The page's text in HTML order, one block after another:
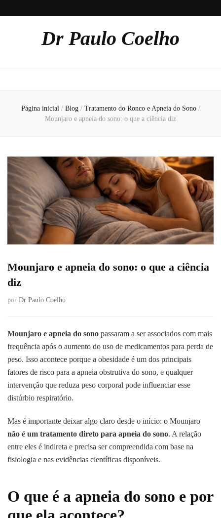
Dr Paulo Coelho
Página inicial / Blog / Tratamento do Ronco e Apneia do Sono /
Mounjaro e apneia do sono: o que a ciência diz
Mounjaro e apneia do sono: o que a ciência
diz
por Dr Paulo Coelho
Mounjaro e apneia do sono passaram a ser associados com mais
frequência após o aumento do uso de medicamentos para perda de
peso. Isso acontece porque a obesidade é um dos principais
fatores de risco para a apneia obstrutiva do sono, e qualquer
intervenção que reduza peso corporal pode influenciar esse
distúrbio respiratório.
Mas é importante deixar algo claro desde o início: o Mounjaro
não é um tratamento direto para apneia do sono. A relação
entre eles é indireta e precisa ser compreendida com base na
fisiologia e nas evidências científicas disponíveis.
O que é a apneia do sono e por